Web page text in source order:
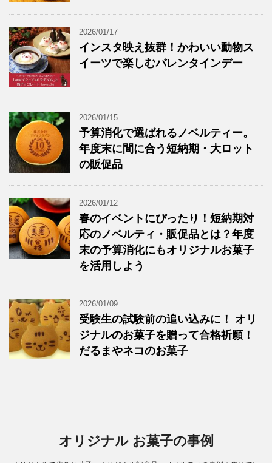
2026/01/17
インスタ映え抜群！かわいい動物ス
イーツで楽しむバレンタインデー
2026/01/15
予算消化で選ばれるノベルティー。
年度末に間に合う短納期・大ロット
の販促品
2026/01/12
春のイベントにぴったり！短納期対
応のノベルティ・販促品とは？年度
末の予算消化にもオリジナルお菓子
を活用しよう
2026/01/09
受験生の試験前の追い込みに！ オリ
ジナルのお菓子を贈って合格祈願！
だるまやネコのお菓子
オリジナル お菓子の事例